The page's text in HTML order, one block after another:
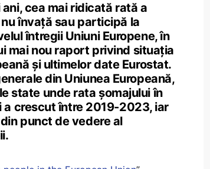
cea mai ridicată rată a
învață sau participă la
întregii Uniuni Europene, în
mai nou raport privind situația
și ultimelor date Eurostat.
din Uniunea Europeană,
state unde rata șomajului în
a crescut între 2019-2023, iar
punct de vedere al